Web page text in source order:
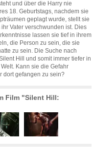
und über die Harry nie
18. Geburtstags, nachdem sie
geplagt wurde, stellt sie
Vater verschwunden ist. Dies
lassen sie tief in ihrem
die Person zu sein, die sie
zu sein. Die Suche nach
Hill und somit immer tiefer in
Kann sie die Gefahr
dort gefangen zu sein?
Film "Silent Hill: